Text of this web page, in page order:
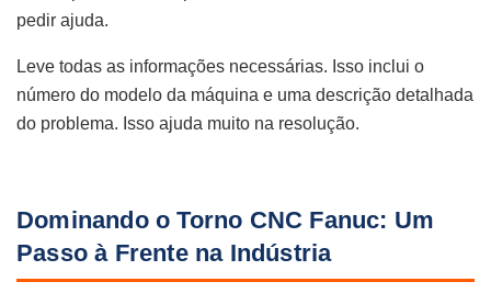
pedir ajuda.
Leve todas as informações necessárias. Isso inclui o
número do modelo da máquina e uma descrição detalhada
do problema. Isso ajuda muito na resolução.
Dominando o Torno CNC Fanuc: Um
Passo à Frente na Indústria